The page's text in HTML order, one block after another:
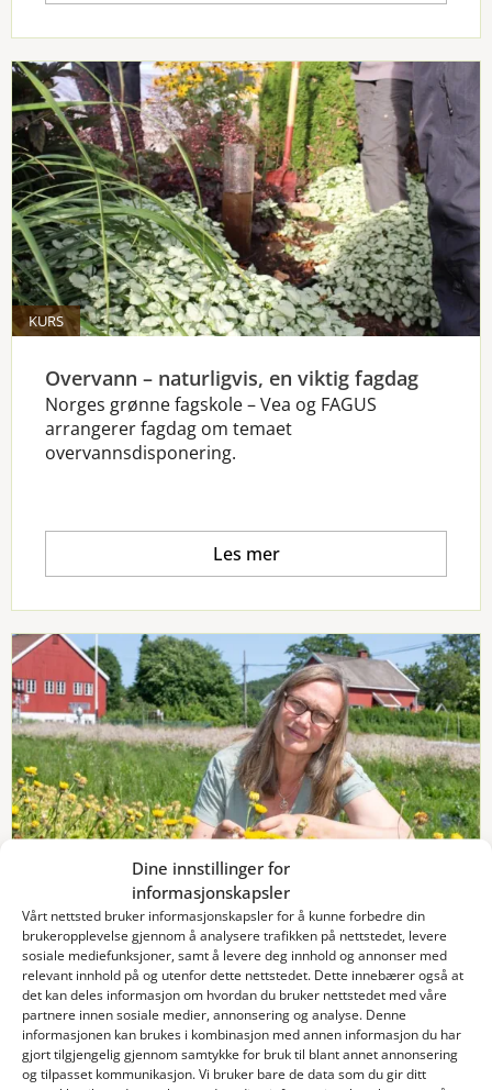
Dine innstillinger for
informasjonskapsler
Vårt nettsted bruker informasjonskapsler for å kunne forbedre din
brukeropplevelse gjennom å analysere trafikken på nettstedet, levere
sosiale mediefunksjoner, samt å levere deg innhold og annonser med
relevant innhold på og utenfor dette nettstedet. Dette innebærer også at
det kan deles informasjon om hvordan du bruker nettstedet med våre
partnere innen sosiale medier, annonsering og analyse. Denne
informasjonen kan brukes i kombinasjon med annen informasjon du har
gjort tilgjengelig gjennom samtykke for bruk til blant annet annonsering
og tilpasset kommunikasjon. Vi bruker bare de data som du gir ditt
KURS
Overvann – naturligvis, en viktig fagdag
Norges grønne fagskole – Vea og FAGUS
arrangerer fagdag om temaet
overvannsdisponering.
Les mer
Kurs: Skjøtsel av blomsterenger
Hvordan skjøtte blomsterenger og gamle
kulturmarker – livsviktige mål-stasjoner for
pollinerende insekter – og bidra til å skape
robuste økosystemer og biologisk mangfold?
Den 13. august 2025 arrangerer Vea kurs med